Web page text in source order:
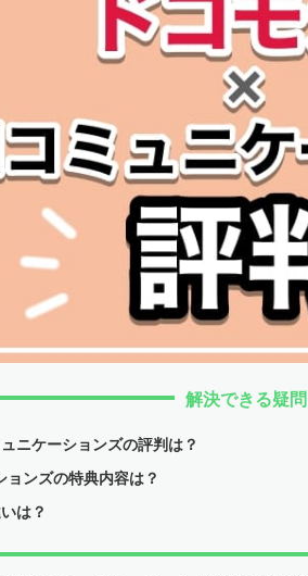
解決できる疑問
ニケーションズの評判は？
ョンズの特典内容は？
は？